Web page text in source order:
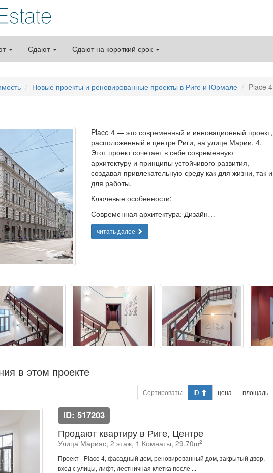
Сдают Сдают на короткий срок
Новые проекты и реновированные проекты в Риге и Юрмале Place 4
Place 4 — это современный и инновационный проект,
расположенный в центре Риги, на улице Марии, 4.
Этот проект сочетает в себе современную
архитектуру и принципы устойчивого развития,
создавая привлекательную среду как для жизни, так и
для работы.
Ключевые особенности:
Современная архитектура: Дизайн…
читать далее
в этом проекте
Сортировать: ID цена площадь
ID: 517203
Продают квартиру в Риге, Центре
Улица Марияс, 2 этаж, 1 Комнаты, 29.70m2
Проект - Place 4, фасадный дом, реновированный дом, закрытый двор,
вход с улицы, лифт, лестничная клетка после ...